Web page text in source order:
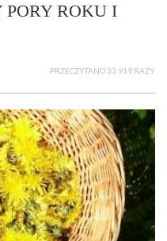
PORY ROKU I
PRZECZYTANO 33 919 RAZY